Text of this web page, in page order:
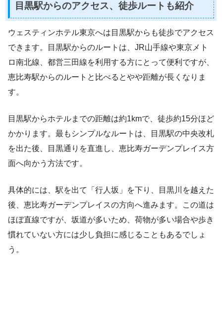
目黒駅からのアクセス、徒歩ルートも紹介
ウェスティンホテル東京へは目黒駅からも徒歩でアクセス
できます。目黒駅からのルートは、JR山手線や東京メト
ロ南北線、都営三田線を利用する方にとって便利ですが、
恵比寿駅からのルートと比べるとやや距離が長くなりま
す。
目黒駅からホテルまでの距離は約1kmで、徒歩約15分ほど
かかります。最もシンプルなルートは、目黒駅の中央改札
を出た後、目黒通りを直進し、恵比寿ガーデンプレイス方
面へ向かう方法です。
具体的には、駅を出て「行人坂」を下り、目黒川を越えた
後、恵比寿ガーデンプレイスの方向へ進みます。この道は
ほぼ直線ですが、坂道が多いため、荷物が多い場合や歩き
慣れていない方には少し負担に感じることもあるでしょ
う。